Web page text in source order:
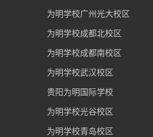
为明学校广州光大校区
为明学校成都北校区
为明学校成都南校区
为明学校武汉校区
贵阳为明国际学校
为明学校光谷校区
为明学校青岛校区